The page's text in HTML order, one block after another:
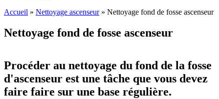
Accueil » Nettoyage ascenseur» Nettoyage fond de fosse ascenseur
Nettoyage fond de fosse ascenseur
Procéder au nettoyage du fond de la fosse
d'ascenseur est une tâche que vous devez
faire faire sur une base régulière.